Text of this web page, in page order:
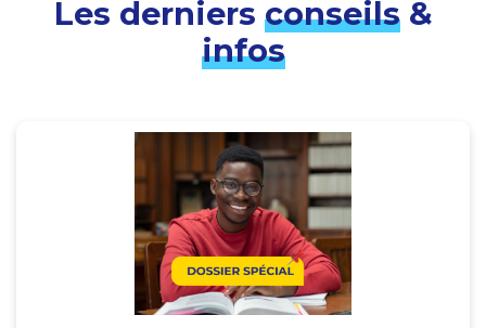
Les derniers conseils&
infos